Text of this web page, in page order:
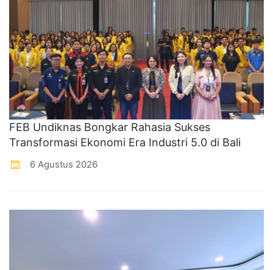
FEB Undiknas Bongkar Rahasia Sukses
Transformasi Ekonomi Era Industri 5.0 di Bali
6 Agustus 2026